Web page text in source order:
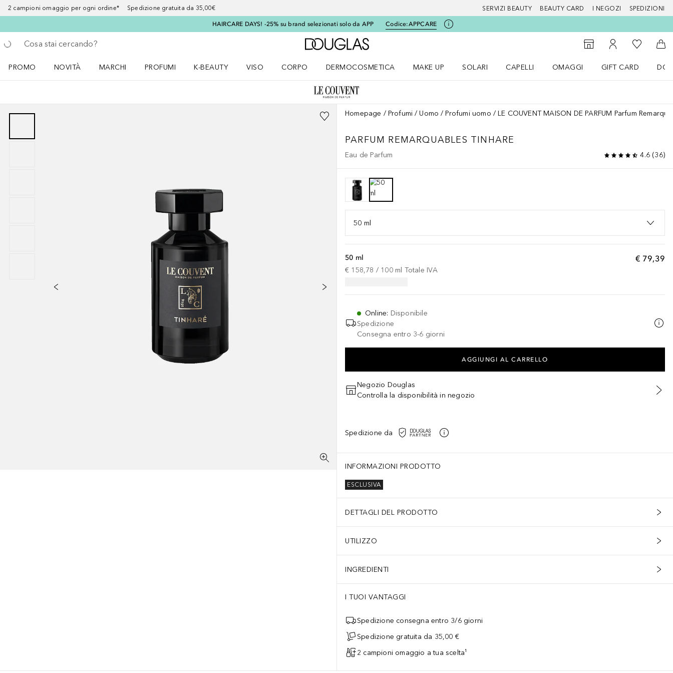
2 campioni omaggio per ogni ordine* Spedizione gratuita da 35,00€ SERVIZI BEAUTY BEAUTY CARD I NEGOZI SPEDIZIONI
HAIRCARE DAYS! -25% su brand selezionati solo da APP Codice:APPCARE
Torna indietro
Esegui ricerca
A Douglas Home
StorefinderAl Mio Account
Alla Mia
Al
PROMO
NOVITÀ
MARCHI
PROFUMI
K-BEAUTY
VISO
CORPO
DERMOCOSMETICA
MAKE UP
SOLARI
CAPELLI
OMAGGI
GIFT CARD
Homepage Profumi Uomo Profumi uomo LE COUVENT MAISON DE PARFUM Parfum
PARFUM REMARQUABLES TINHARE
Eau de Parfum 4.6(36)
50 ml
€ 79,39
50 ml
€ 158,78 / 100 ml Totale IVA
Online: Disponibile
Spedizione
Consegna entro 3-6 giorni
AGGIUNGI AL CARRELLO
Negozio Douglas
Controlla la disponibilità in negozio
Spedizione da
INFORMAZIONI PRODOTTO
ESCLUSIVA
DETTAGLI DEL PRODOTTO
UTILIZZO
INGREDIENTI
I TUOI VANTAGGI
Spedizione consegna entro 3/6 giorni
Spedizione gratuita da 35,00 €
2 campioni omaggio a tua scelta¹